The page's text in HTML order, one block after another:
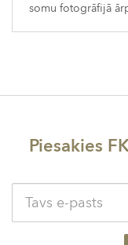
somu fotogrāfijā
Piesakies